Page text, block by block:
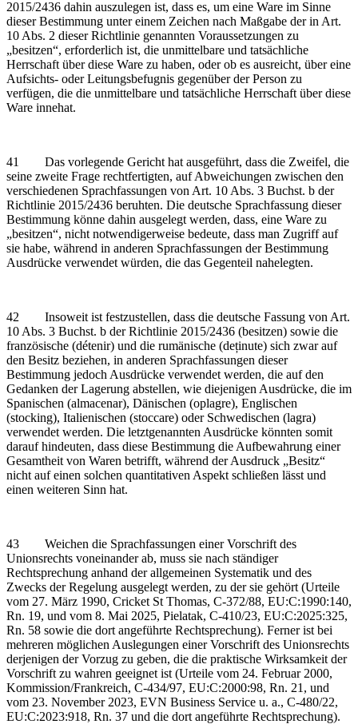
2015/2436 dahin auszulegen ist, dass es, um eine Ware im Sinne
dieser Bestimmung unter einem Zeichen nach Maßgabe der in Art.
10 Abs. 2 dieser Richtlinie genannten Voraussetzungen zu
„besitzen“, erforderlich ist, die unmittelbare und tatsächliche
Herrschaft über diese Ware zu haben, oder ob es ausreicht, über eine
Aufsichts- oder Leitungsbefugnis gegenüber der Person zu
verfügen, die die unmittelbare und tatsächliche Herrschaft über diese
Ware innehat.
41 Das vorlegende Gericht hat ausgeführt, dass die Zweifel, die
seine zweite Frage rechtfertigten, auf Abweichungen zwischen den
verschiedenen Sprachfassungen von Art. 10 Abs. 3 Buchst. b der
Richtlinie 2015/2436 beruhten. Die deutsche Sprachfassung dieser
Bestimmung könne dahin ausgelegt werden, dass, eine Ware zu
„besitzen“, nicht notwendigerweise bedeute, dass man Zugriff auf
sie habe, während in anderen Sprachfassungen der Bestimmung
Ausdrücke verwendet würden, die das Gegenteil nahelegten.
42 Insoweit ist festzustellen, dass die deutsche Fassung von Art.
10 Abs. 3 Buchst. b der Richtlinie 2015/2436 (besitzen) sowie die
französische (détenir) und die rumänische (deținute) sich zwar auf
den Besitz beziehen, in anderen Sprachfassungen dieser
Bestimmung jedoch Ausdrücke verwendet werden, die auf den
Gedanken der Lagerung abstellen, wie diejenigen Ausdrücke, die im
Spanischen (almacenar), Dänischen (oplagre), Englischen
(stocking), Italienischen (stoccare) oder Schwedischen (lagra)
verwendet werden. Die letztgenannten Ausdrücke könnten somit
darauf hindeuten, dass diese Bestimmung die Aufbewahrung einer
Gesamtheit von Waren betrifft, während der Ausdruck „Besitz“
nicht auf einen solchen quantitativen Aspekt schließen lässt und
einen weiteren Sinn hat.
43 Weichen die Sprachfassungen einer Vorschrift des
Unionsrechts voneinander ab, muss sie nach ständiger
Rechtsprechung anhand der allgemeinen Systematik und des
Zwecks der Regelung ausgelegt werden, zu der sie gehört (Urteile
vom 27. März 1990, Cricket St Thomas, C‑372/88, EU:C:1990:140,
Rn. 19, und vom 8. Mai 2025, Pielatak, C‑410/23, EU:C:2025:325,
Rn. 58 sowie die dort angeführte Rechtsprechung). Ferner ist bei
mehreren möglichen Auslegungen einer Vorschrift des Unionsrechts
derjenigen der Vorzug zu geben, die die praktische Wirksamkeit der
Vorschrift zu wahren geeignet ist (Urteile vom 24. Februar 2000,
Kommission/Frankreich, C‑434/97, EU:C:2000:98, Rn. 21, und
vom 23. November 2023, EVN Business Service u. a., C‑480/22,
EU:C:2023:918, Rn. 37 und die dort angeführte Rechtsprechung).